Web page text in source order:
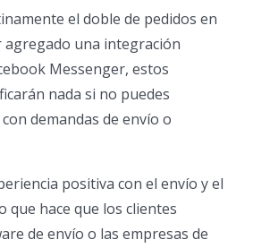
el doble de pedidos en
agregado una integración
Messenger, estos
nada si no puedes
demandas de envío o
positiva con el envío y el
que hace que los clientes
de envío o las empresas de